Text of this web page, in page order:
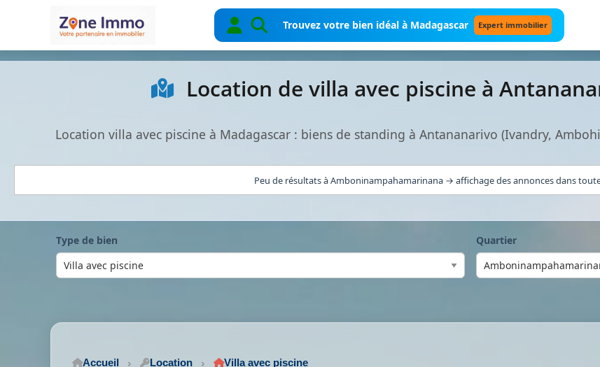
Trouvez votre bien idéal à Madagascar Expert immobilier
Location de villa avec piscine à
Location villa avec piscine à Madagascar : biens de standing à Antananarivo (Ivandry,
Peu de résultats à Amboninampahamarinana → affichage des annonces dans
Type de bien Quartier
Accueil Location Villa avec piscine